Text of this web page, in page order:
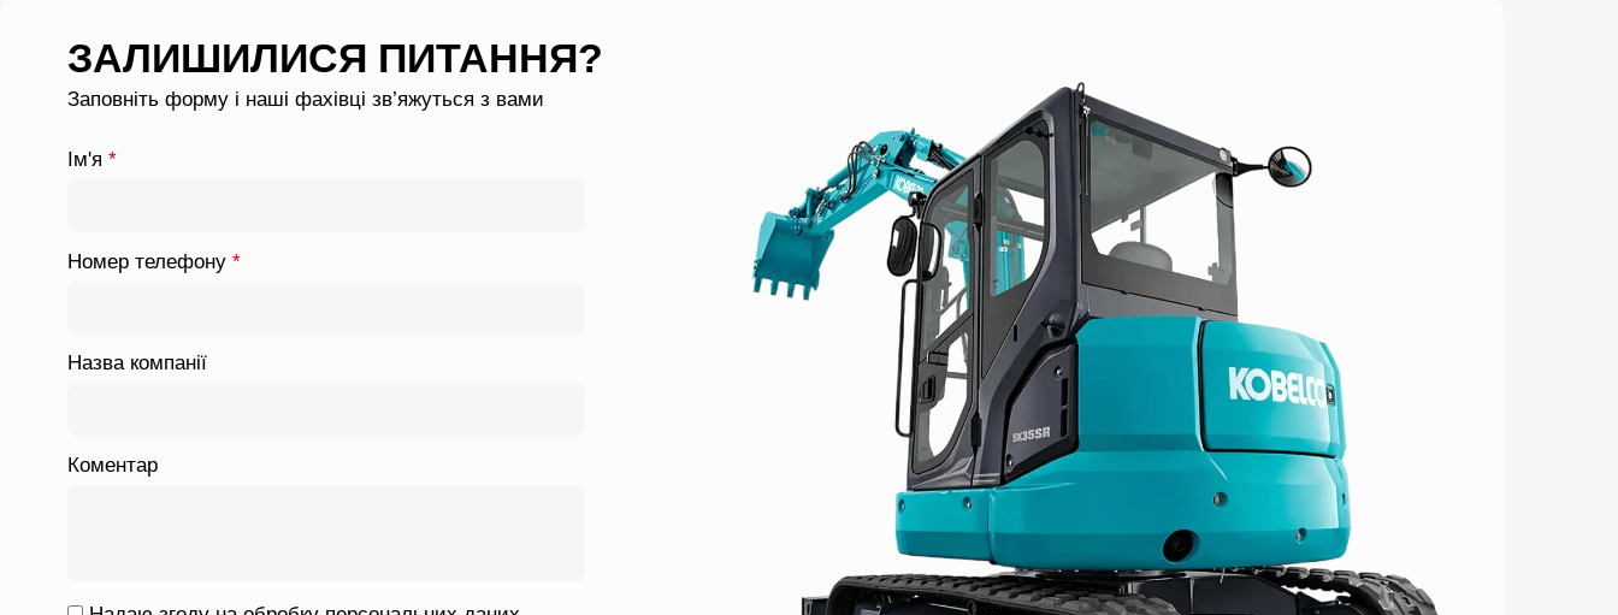
ЗАЛИШИЛИСЯ ПИТАННЯ?
Заповніть форму і наші фахівці зв’яжуться з вами
Ім'я *
Номер телефону *
Назва компанії
Коментар